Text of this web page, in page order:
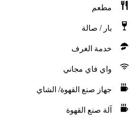
مطعم
بار / صالة
خدمة الغرف
واي فاي مجاني
جهاز صنع القهوة/ الشاي
آلة صنع القهوة